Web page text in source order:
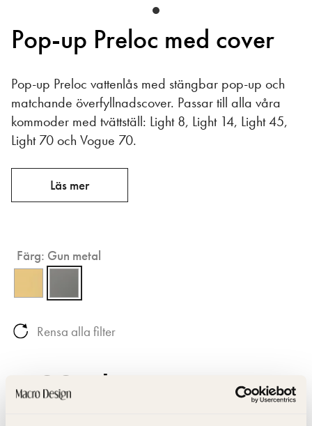
Pop-up Preloc med cover
Pop-up Preloc vattenlås med stängbar pop-up och
matchande överfyllnadscover. Passar till alla våra
kommoder med tvättställ: Light 8, Light 14, Light 45,
Light 70 och Vogue 70.
Läs mer
Färg: Gun metal
Rensa alla filter
1 885 kr